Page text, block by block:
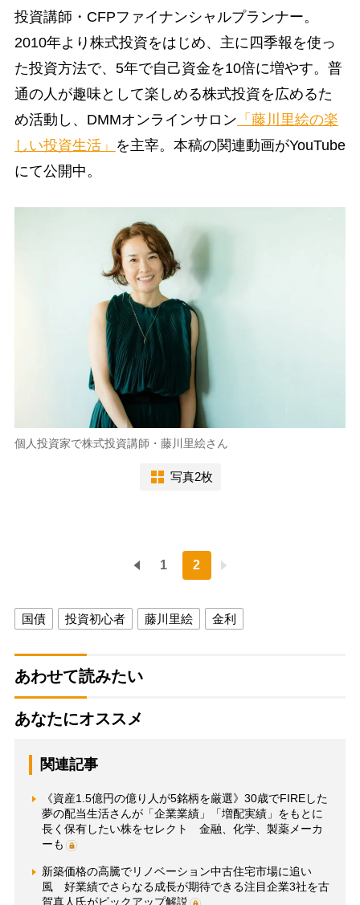
投資講師・CFPファイナンシャルプランナー。
2010年より株式投資をはじめ、主に四季報を使っ
た投資方法で、5年で自己資金を10倍に増やす。普
通の人が趣味として楽しめる株式投資を広めるた
め活動し、DMMオンラインサロン 「藤川里絵の楽
しい投資生活」 を主宰。本稿の関連動画がYouTube
にて公開中。
個人投資家で株式投資講師・藤川里絵さん
写真2枚
1 2
国債 投資初心者 藤川里絵 金利
あわせて読みたい
あなたにオススメ
関連記事
《資産1.5億円の億り人が5銘柄を厳選》30歳でFIREした
夢の配当生活さんが「企業業績」「増配実績」をもとに
長く保有したい株をセレクト 金融、化学、製薬メーカ
ーも
新築価格の高騰でリノベーション中古住宅市場に追い
風 好業績でさらなる成長が期待できる注目企業3社を古
賀真人氏がピックアップ解説